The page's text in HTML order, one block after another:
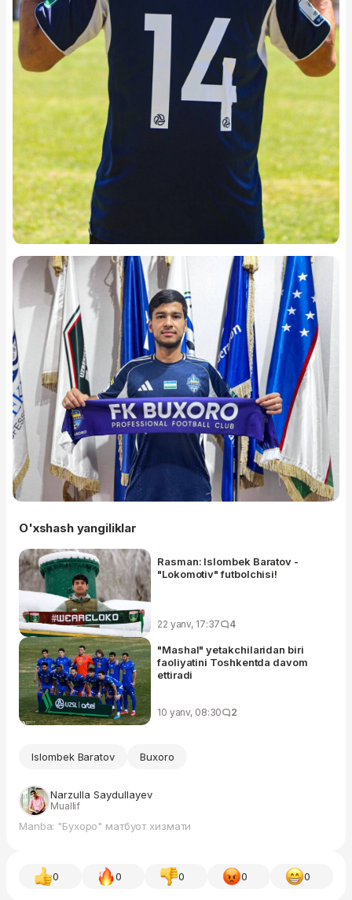
O'xshash yangiliklar
Rasman: Islombek Baratov -
"Lokomotiv" futbolchisi!
22 yanv, 17:37 4
"Mashal" yetakchilaridan biri
faoliyatini Toshkentda davom
ettiradi
10 yanv, 08:30 2
Islombek Baratov Buxoro
Narzulla Saydullayev
Muallif
Manba: "Бухоро" матбуот хизмати
0 0 0 0 0